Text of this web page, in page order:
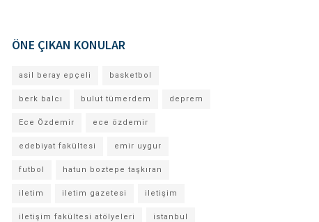
ÖNE ÇIKAN KONULAR
asil beray epçeli basketbol
berk balcı bulut tümerdem deprem
Ece Özdemir ece özdemir
edebiyat fakültesi emir uygur
futbol hatun boztepe taşkıran
iletim iletim gazetesi iletişim
iletişim fakültesi atölyeleri istanbul